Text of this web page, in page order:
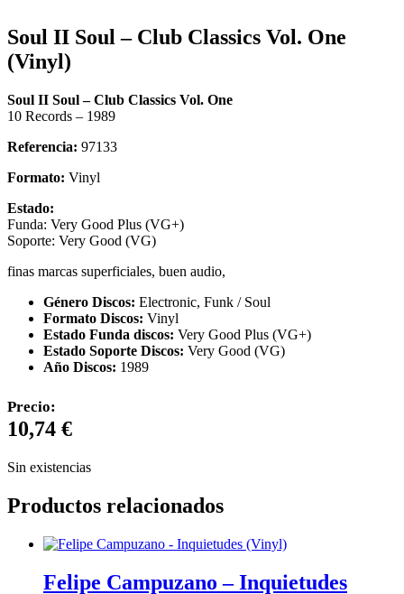
Soul II Soul – Club Classics Vol. One
(Vinyl)
Soul II Soul – Club Classics Vol. One
10 Records – 1989
Referencia: 97133
Formato: Vinyl
Estado:
Funda: Very Good Plus (VG+)
Soporte: Very Good (VG)
finas marcas superficiales, buen audio,
Género Discos: Electronic, Funk / Soul
Formato Discos: Vinyl
Estado Funda discos: Very Good Plus (VG+)
Estado Soporte Discos: Very Good (VG)
Año Discos: 1989
Precio:
10,74 €
Sin existencias
Productos relacionados
Felipe Campuzano – Inquietudes